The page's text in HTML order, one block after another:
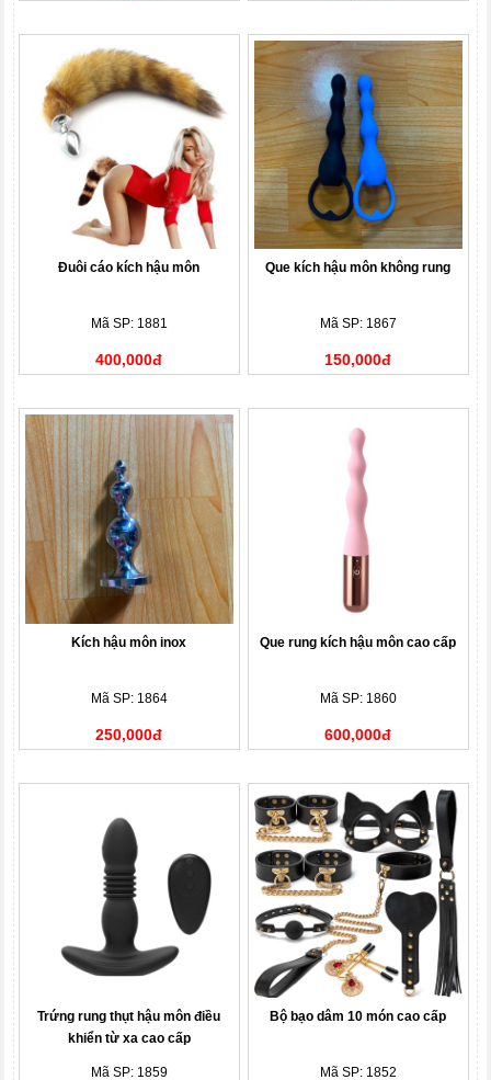
Đuôi cáo kích hậu môn
Mã SP: 1881
400,000đ
Que kích hậu môn không rung
Mã SP: 1867
150,000đ
Kích hậu môn inox
Mã SP: 1864
250,000đ
Que rung kích hậu môn cao cấp
Mã SP: 1860
600,000đ
Trứng rung thụt hậu môn điều
khiển từ xa cao cấp
Mã SP: 1859
Bộ bạo dâm 10 món cao cấp
Mã SP: 1852